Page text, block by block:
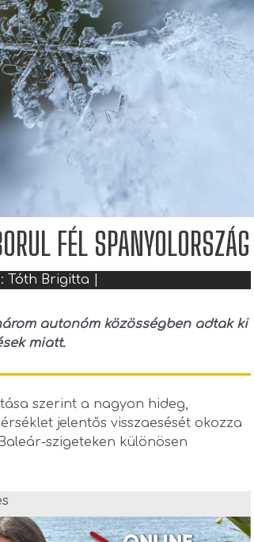
FÉL SPANYOLORSZÁG
Tóth Brigitta
autonóm közösségben adtak ki
miatt.
szerint a nagyon hideg,
jelentős visszaesését okozza
szigeteken különösen